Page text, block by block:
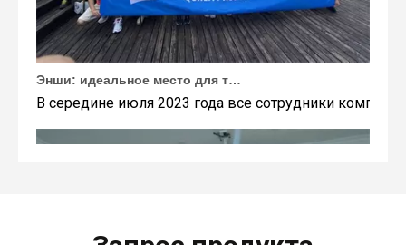
В середине июля 2023 года все сотрудники